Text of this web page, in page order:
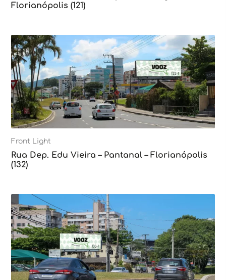
Florianópolis (121)
Front Light
Rua Dep. Edu Vieira – Pantanal – Florianópolis
(132)